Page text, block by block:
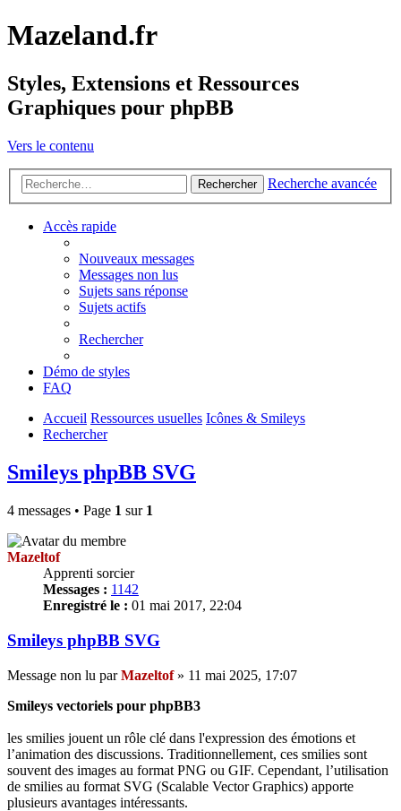
Mazeland.fr
Styles, Extensions et Ressources
Graphiques pour phpBB
Vers le contenu
Rechercher Recherche avancée
Accès rapide
Nouveaux messages
Messages non lus
Sujets sans réponse
Sujets actifs
Rechercher
Démo de styles
FAQ
Accueil Ressources usuelles Icônes & Smileys
Rechercher
Smileys phpBB SVG
4 messages • Page 1 sur 1
Mazeltof
Apprenti sorcier
Messages : 1142
Enregistré le : 01 mai 2017, 22:04
Smileys phpBB SVG
Message non lu parMazeltof» 11 mai 2025, 17:07
Smileys vectoriels pour phpBB3
les smilies jouent un rôle clé dans l'expression des émotions et
l’animation des discussions. Traditionnellement, ces smilies sont
souvent des images au format PNG ou GIF. Cependant, l’utilisation
de smilies au format SVG (Scalable Vector Graphics) apporte
plusieurs avantages intéressants.